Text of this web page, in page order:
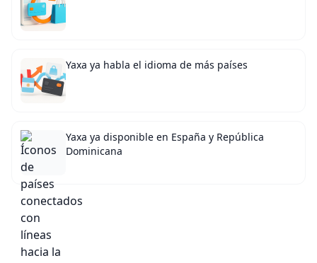
Yaxa ya habla el idioma de más países
Yaxa ya disponible en España y República
Dominicana